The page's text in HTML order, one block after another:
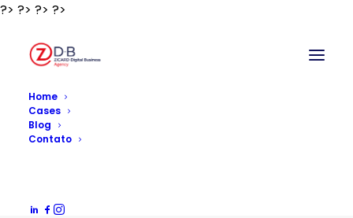
?> ?> ?> ?>
Home
Cases
Blog
Contato
Hyundai Sempre –